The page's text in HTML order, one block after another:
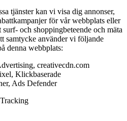
tjänster kan vi visa dig annonser,
för vår webbplats eller
och shoppingbeteende och mäta
samtycke använder vi följande
denna webbplats:
creativecdn.com
Klickbaserade
Ads Defender